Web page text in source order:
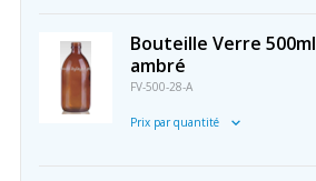
Bouteille Verre 500ml
ambré
FV-500-28-A
Prix par quantité